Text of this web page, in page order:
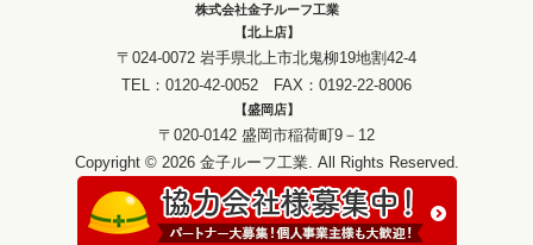
株式会社金子ルーフ工業
【北上店】
〒024-0072 岩手県北上市北鬼柳19地割42-4
TEL：0120-42-0052 FAX：0192-22-8006
【盛岡店】
〒020-0142 盛岡市稲荷町9－12
Copyright © 2026 金子ルーフ工業. All Rights Reserved.